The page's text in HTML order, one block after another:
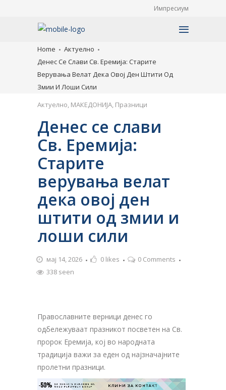
Импресиум
Home
Актуелно
Денес Се Слави Св. Еремија: Старите
Верувања Велат Дека Овој Ден Штити Од
Змии И Лоши Сили
Актуелно, МАКЕДОНИЈА, Празници
Денес се слави
Св. Еремија:
Старите
верувања велат
дека овој ден
штити од змии и
лоши сили
мај 14, 2026 0 likes
0 Comments
338 seen
Православните верници денес го
одбележуваат празникот посветен на Св.
пророк Еремија, кој во народната
традиција важи за еден од најзначајните
пролетни празници.
-50% ЗА ТВОЈАТА РЕКЛАМА НА
ОВОЈ РЕКЛАМЕН БАНЕР КЛИНИ ЗА КОНТАКТ